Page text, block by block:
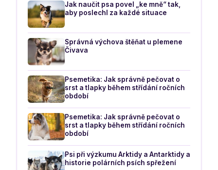
Jak naučit psa povel „ke mně“ tak,
aby poslechl za každé situace
Správná výchova štěňat u plemene
Čivava
Psemetika: Jak správně pečovat o
srst a tlapky během střídání ročních
období
Psemetika: Jak správně pečovat o
srst a tlapky během střídání ročních
období
Psi při výzkumu Arktidy a Antarktidy a
historie polárních psích spřežení